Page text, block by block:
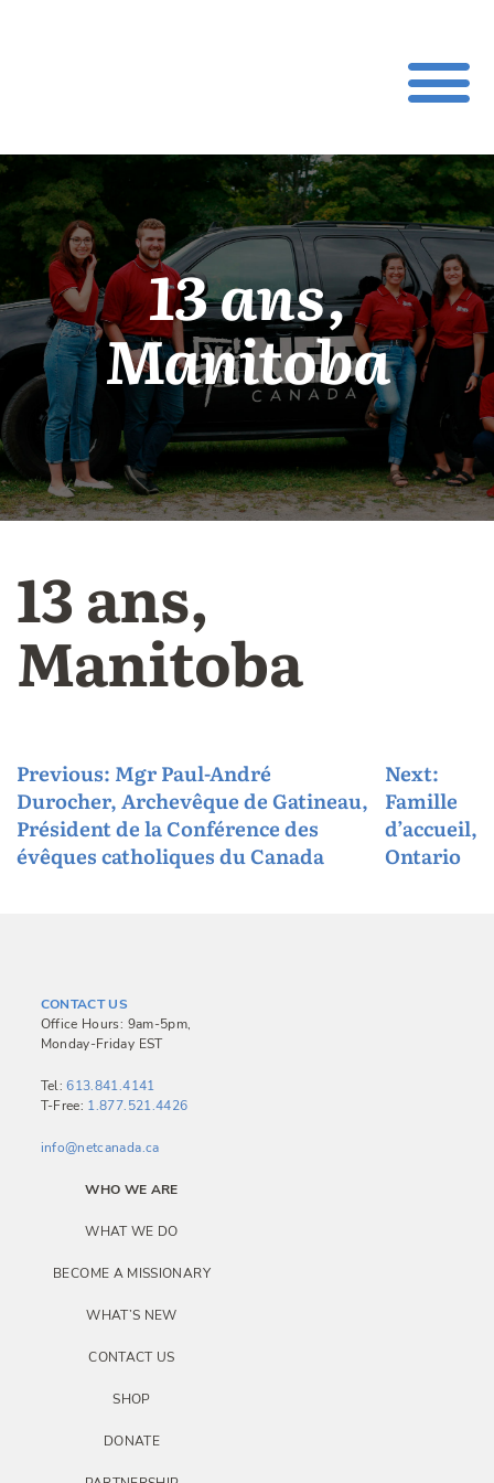
13 ans,
Manitoba
13 ans,
Manitoba
P
o
s
t
Previous: Mgr Paul-André
Durocher, Archevêque de Gatineau,
Président de la Conférence des
évêques catholiques du Canada
Next:
Famille
d’accueil,
Ontario
CONTACT US
Office Hours: 9am-5pm,
Monday-Friday EST
Tel:613.841.4141
T-Free: 1.877.521.4426
info@netcanada.ca
WHO WE ARE
WHAT WE DO
BECOME A MISSIONARY
WHAT’S NEW
CONTACT US
SHOP
DONATE